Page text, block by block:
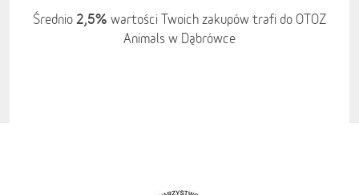
Średnio 2,5% wartości Twoich zakupów trafi do OTOZ
Animals w Dąbrówce